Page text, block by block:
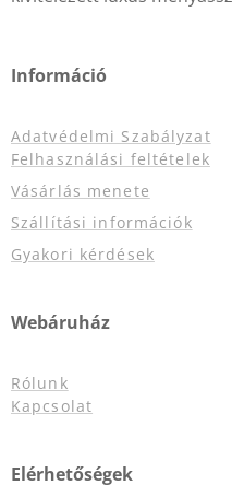
Információ
Adatvédelmi Szabályzat
Felhasználási feltételek
Vásárlás menete
Szállítási információk
Gyakori kérdések
Webáruház
Rólunk
Kapcsolat
Elérhetőségek